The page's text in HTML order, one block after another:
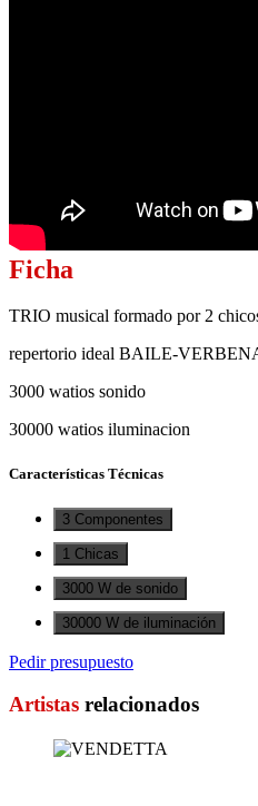
Ficha
TRIO musical formado por 2
repertorio ideal BAILE-VERBENA
3000 watios sonido
30000 watios iluminacion
Características Técnicas
3 Componentes
1 Chicas
3000 W de sonido
30000 W de iluminación
Pedir presupuesto
Artistas relacionados